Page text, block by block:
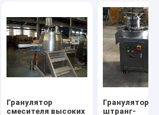
Гранулятор
смесителя высоких
Гранулятор
штранг-